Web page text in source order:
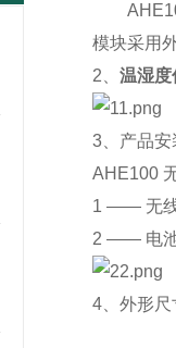
模块采用
2、温湿
3、产品安
AHE100
1 —— 无
2 —— 电
4、外形尺